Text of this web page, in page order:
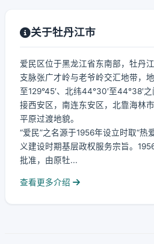
关于牡丹江市
爱民区位于黑龙江省东南部，牡丹
支脉张广才岭与老爷岭交汇地带，
至129°45′、北纬44°30′至44°38′
接西安区，南连东安区，北靠海林
平原过渡地貌。
“爱民”之名源于1956年设立时取“热
义建设时期基层政权服务宗旨。
批准，由原牡...
查看更多介绍